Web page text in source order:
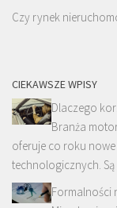
Czy rynek
CIEKAWSZE WPISY
Dlaczego
Branża
oferuje co roku
technologicznych. Są
Formalności